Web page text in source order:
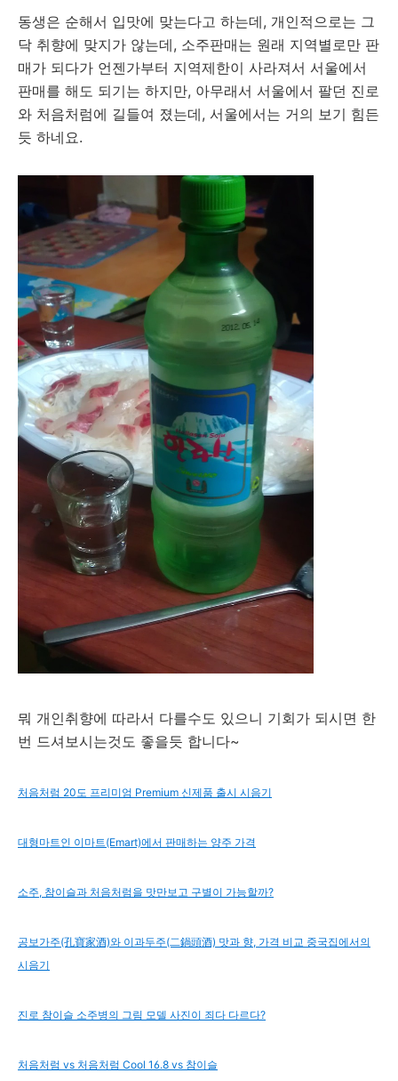
동생은 순해서 입맛에 맞는다고 하는데, 개인적으로는 그
닥 취향에 맞지가 않는데, 소주판매는 원래 지역별로만 판
매가 되다가 언젠가부터 지역제한이 사라져서 서울에서
판매를 해도 되기는 하지만, 아무래서 서울에서 팔던 진로
와 처음처럼에 길들여 졌는데, 서울에서는 거의 보기 힘든
듯 하네요.
뭐 개인취향에 따라서 다를수도 있으니 기회가 되시면 한
번 드셔보시는것도 좋을듯 합니다~
처음처럼 20도 프리미엄 Premium 신제품 출시 시음기
대형마트인 이마트(Emart)에서 판매하는 양주 가격
소주, 참이슬과 처음처럼을 맛만보고 구별이 가능할까?
공보가주(孔寶家酒)와 이과두주(二鍋頭酒) 맛과 향, 가격 비교 중국집에서의
시음기
진로 참이슬 소주병의 그림 모델 사진이 죄다 다르다?
처음처럼 vs 처음처럼 Cool 16.8 vs 참이슬